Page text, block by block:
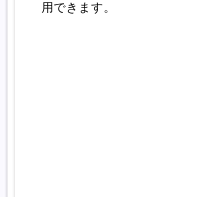
用できます。